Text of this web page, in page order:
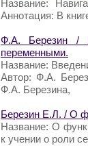
Название:
Аннотация: В
Ф.А. Березин /
переменными.
Название:
Автор: Ф.А.
Ф.А. Березина,
Березин Е.Л. / О
Название: О
к учении о роли